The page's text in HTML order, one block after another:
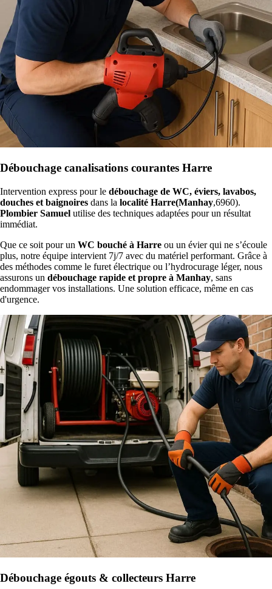
Débouchage canalisations courantes Harre
Intervention express pour le débouchage de WC, éviers, lavabos,
douches et baignoires dans la localité Harre(Manhay,6960).
Plombier Samuel utilise des techniques adaptées pour un résultat
immédiat.
Que ce soit pour un WC bouché à Harre ou un évier qui ne s’écoule
plus, notre équipe intervient 7j/7 avec du matériel performant. Grâce à
des méthodes comme le furet électrique ou l’hydrocurage léger, nous
assurons un débouchage rapide et propre à Manhay, sans
endommager vos installations. Une solution efficace, même en cas
d'urgence.
Débouchage égouts & collecteurs Harre